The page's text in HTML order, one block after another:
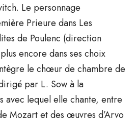
Le personnage
Prieure dans Les
de Poulenc (direction
encore dans ses choix
le chœur de chambre de
par L. Sow à la
avec lequel elle chante, entre
Mozart et des œuvres d’Arvo